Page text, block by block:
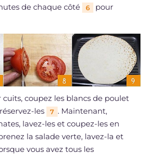
de chaque côté
6
pour
cuits, coupez les blancs de poulet
les
7 . Maintenant,
lavez-les et coupez-les en
la salade verte, lavez-la et
vous avez tous les